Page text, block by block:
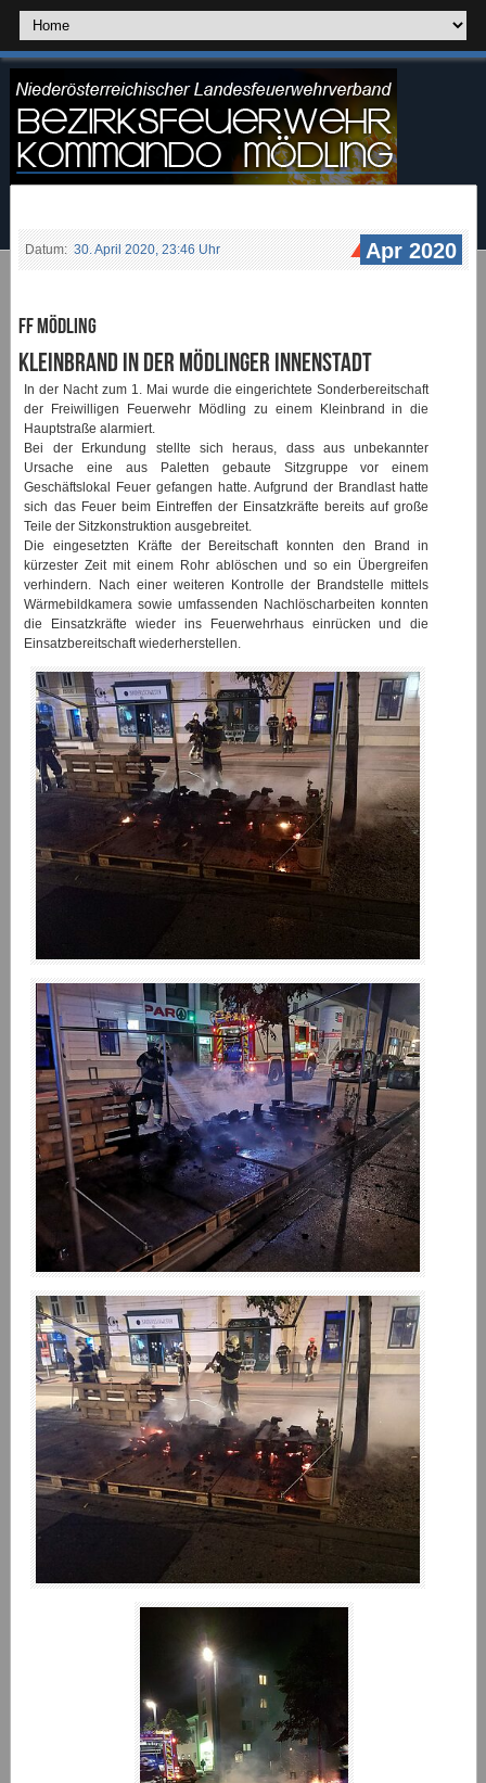
Datum: 30. April 2020, 23:46 Uhr Apr 2020
FF Mödling
Kleinbrand in der Mödlinger Innenstadt
In der Nacht zum 1. Mai wurde die eingerichtete Sonderbereitschaft
der Freiwilligen Feuerwehr Mödling zu einem Kleinbrand in die
Hauptstraße alarmiert.
Bei der Erkundung stellte sich heraus, dass aus unbekannter
Ursache eine aus Paletten gebaute Sitzgruppe vor einem
Geschäftslokal Feuer gefangen hatte. Aufgrund der Brandlast hatte
sich das Feuer beim Eintreffen der Einsatzkräfte bereits auf große
Teile der Sitzkonstruktion ausgebreitet.
Die eingesetzten Kräfte der Bereitschaft konnten den Brand in
kürzester Zeit mit einem Rohr ablöschen und so ein Übergreifen
verhindern. Nach einer weiteren Kontrolle der Brandstelle mittels
Wärmebildkamera sowie umfassenden Nachlöscharbeiten konnten
die Einsatzkräfte wieder ins Feuerwehrhaus einrücken und die
Einsatzbereitschaft wiederherstellen.